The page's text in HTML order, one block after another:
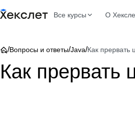
Все курсы О
/Вопросы и ответы/Java/Как прервать
Как прервать